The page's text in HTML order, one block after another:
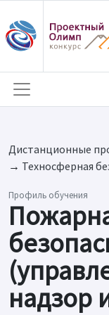
Дистанционные
→ Техносферная
Профиль обучения
надзор